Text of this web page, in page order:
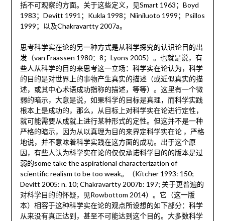
括不可观察的方面。关于这些定义，见Smart 1963；Boyd
1983；Devitt 1991；Kukla 1998；Niiniluoto 1999；Psillos
1999；以及Chakravartty 2007a。
思考科学实在论的另一种方式是从科学探究的认识论目的出
发（van Fraassen 1980：8；Lyons 2005）。也就是说，有
些人从科学的目的来思考这一立场：科学实在论认为，科学
的目的是对世界上的事物产生真实的描述（或近似真实的描
述，或其中心术语成功指称的描述，等等）。这里有一个微
弱的暗示，大意是说，如果科学的目标是真理，而科学实践
根本上是成功的，那么，从目标上对科学实在论进行定性，
就可能需要从成就上进行某种形式的定性。但这并不是一种
严格的暗示，因为从以真理为目的来界定科学实在论 ，严格
地说，并不意味着科学实践在这方面的成功。出于这个原
因，有些人认为科学实在论的仅仅承诺科学目的的版本是过
弱的some take the aspirational characterization of
scientific realism to be too weak。（Kitcher 1993: 150;
Devitt 2005: n. 10; Chakravartty 2007b: 197; 关于更普遍的
对科学目的的怀疑，见Rowbottom 2014）。它（这一版
本）相容于这种科学实在论的观点所设想的如下部分：科学
从来没有真正达到，甚至不可能达到这个目的。大多数科学